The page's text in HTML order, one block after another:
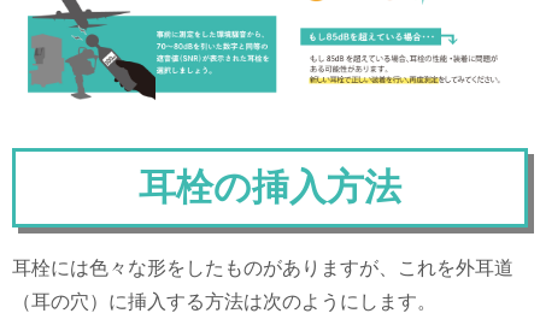
耳栓の挿入方法
耳栓には色々な形をしたものがありますが、これを外耳道
（耳の穴）に挿入する方法は次のようにします。